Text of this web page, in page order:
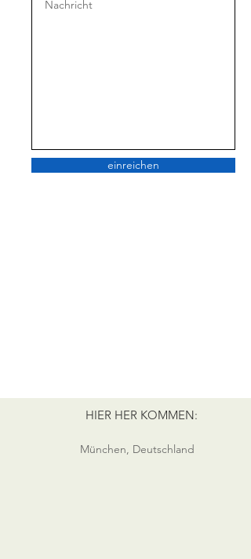
einreichen
HIER HER KOMMEN:
München, Deutschland